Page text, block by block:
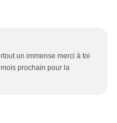
un immense merci à toi
prochain pour la